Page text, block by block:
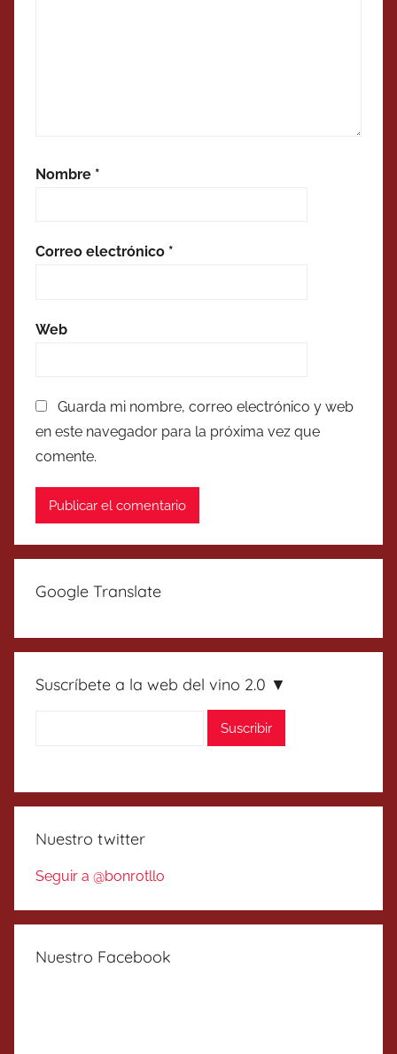
Nombre *
Correo electrónico *
Web
Guarda mi nombre, correo electrónico y web
en este navegador para la próxima vez que
comente.
Google Translate
Suscríbete a la web del vino 2.0 ▼
Nuestro twitter
Seguir a @bonrotllo
Nuestro Facebook